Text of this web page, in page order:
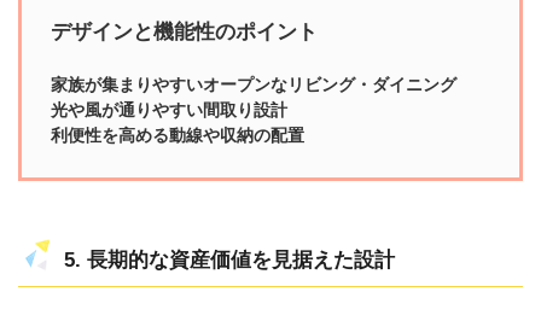
デザインと機能性のポイント
家族が集まりやすいオープンなリビング・ダイニング
光や風が通りやすい間取り設計
利便性を高める動線や収納の配置
5. 長期的な資産価値を見据えた設計